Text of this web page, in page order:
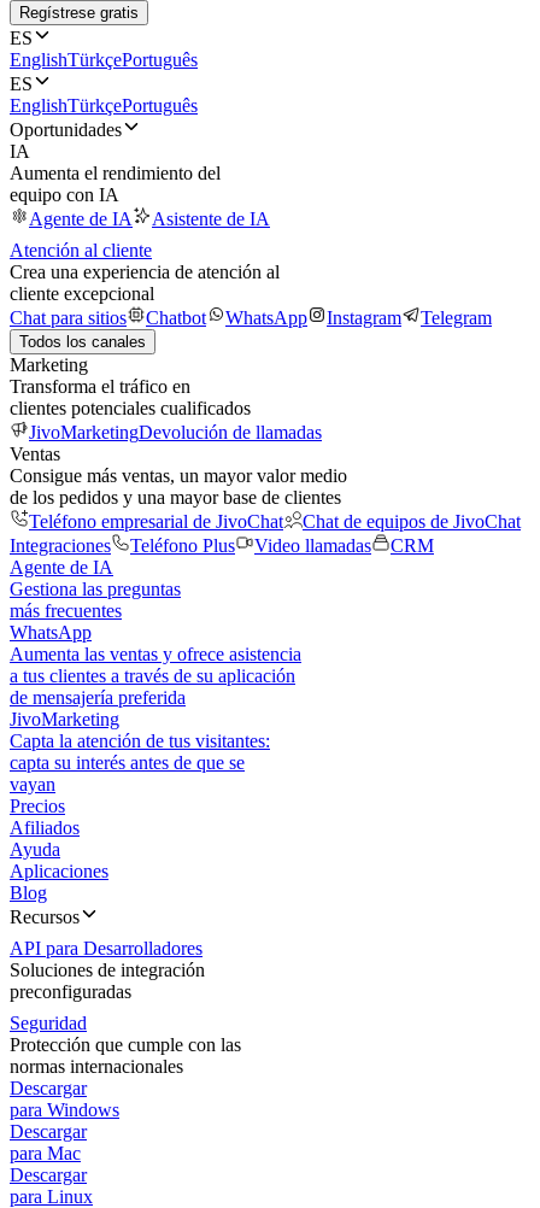
Regístrese gratis
ES
EnglishTürkçePortuguês
ES
EnglishTürkçePortuguês
Oportunidades
IA
Aumenta el rendimiento del
equipo con IA
Agente de IA
Asistente de IA
Atención al cliente
Crea una experiencia de atención al
cliente excepcional
Chat para sitios
Chatbot WhatsApp Instagram Telegram
Todos los canales
Marketing
Transforma el tráfico en
clientes potenciales cualificados
JivoMarketingDevolución de llamadas
Ventas
Consigue más ventas, un mayor valor medio
de los pedidos y una mayor base de clientes
Teléfono empresarial de JivoChat
Chat de equipos de JivoChat
Integraciones
Teléfono Plus Video llamadas
CRM
Agente de IA
Gestiona las preguntas
más frecuentes
WhatsApp
Aumenta las ventas y ofrece asistencia
a tus clientes a través de su aplicación
de mensajería preferida
JivoMarketing
Capta la atención de tus visitantes:
capta su interés antes de que se
vayan
Precios
Afiliados
Ayuda
Aplicaciones
Blog
Recursos
API para Desarrolladores
Soluciones de integración
preconfiguradas
Seguridad
Protección que cumple con las
normas internacionales
Descargar
para Windows
Descargar
para Mac
Descargar
para Linux